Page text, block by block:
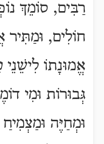
רַבִּים, סוֹמֵךְ
חוֹלִים, וּמַתִּיר
אֱמוּנָתוֹ
גְּבוּרוֹת וּמִי
וּמְחַיֶּה